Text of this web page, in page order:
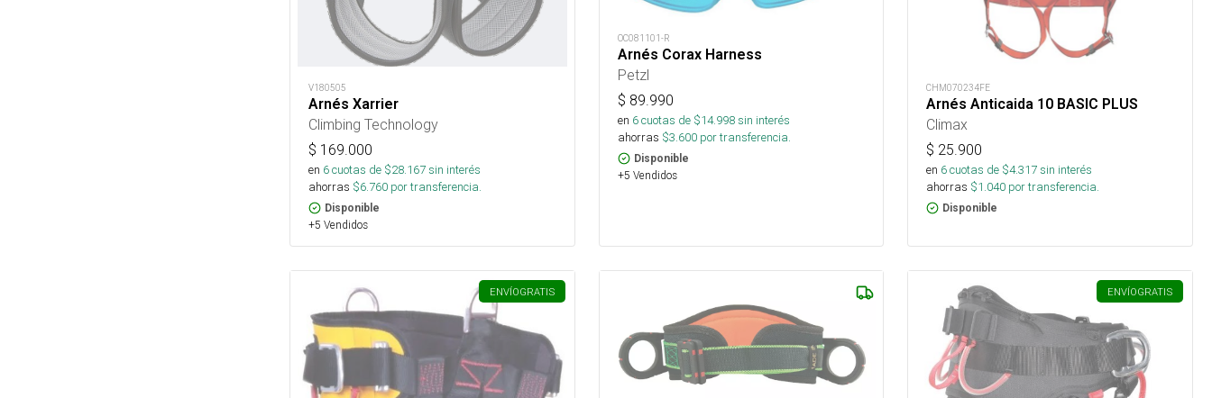
V180505
Arnés Xarrier
Climbing Technology
$ 169.000
en 6cuotas de $28.167sin interés
ahorras $6.760 por transferencia.
Disponible
+5 Vendidos
OC081101-R
Arnés Corax Harness
Petzl
$ 89.990
en 6cuotas de $14.998sin interés
ahorras $3.600por transferencia.
Disponible
+5 Vendidos
CHM070234FE
Arnés Anticaida 10 BASIC PLUS
Climax
$ 25.900
en 6cuotas de $4.317sin interés
ahorras $1.040 por transferencia.
Disponible
ENVÍOGRATIS ENVÍOGRATIS